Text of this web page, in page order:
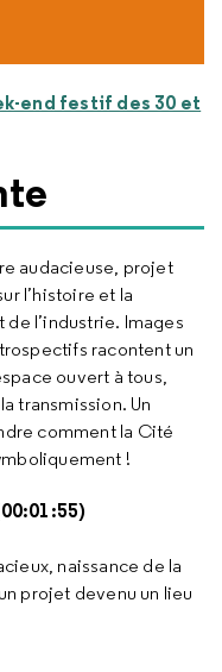
end festif des 30 et
audacieuse, projet
l’histoire et la
l’industrie. Images
racontent un
ouvert à tous,
transmission. Un
comment la Cité
!
naissance de la
projet devenu un lieu